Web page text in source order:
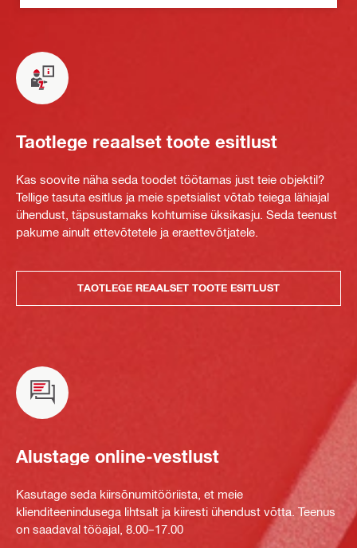
Taotlege reaalset toote esitlust
Kas soovite näha seda toodet töötamas just teie objektil?
Tellige tasuta esitlus ja meie spetsialist võtab teiega lähiajal
ühendust, täpsustamaks kohtumise üksikasju. Seda teenust
pakume ainult ettevõtetele ja eraettevõtjatele.
TAOTLEGE REAALSET TOOTE ESITLUST
Alustage online-vestlust
Kasutage seda kiirsõnumitööriista, et meie
klienditeenindusega lihtsalt ja kiiresti ühendust võtta. Teenus
on saadaval tööajal, 8.00–17.00